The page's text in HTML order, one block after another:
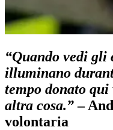
“Quando vedi gli
illuminano
tempo donato
altra cosa.”–
volontaria